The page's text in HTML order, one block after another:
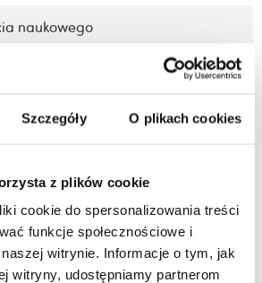
Szczegóły O plikach cookies
z plików cookie
cookie do spersonalizowania treści
funkcje społecznościowe i
witrynie. Informacje o tym, jak
witryny, udostępniamy partnerom
naukowego